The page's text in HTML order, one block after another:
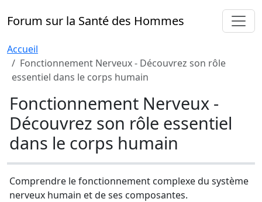
Forum sur la Santé des Hommes
Accueil
Fonctionnement Nerveux - Découvrez son rôle
essentiel dans le corps humain
Fonctionnement Nerveux -
Découvrez son rôle essentiel
dans le corps humain
Comprendre le fonctionnement complexe du système
nerveux humain et de ses composantes.